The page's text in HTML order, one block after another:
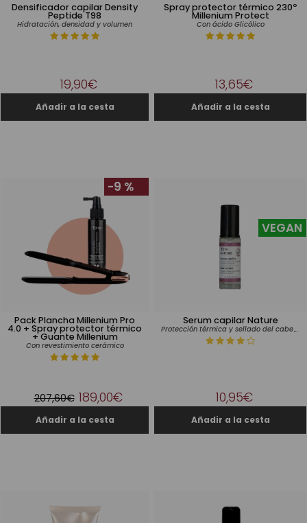
Densificador capilar Density
Peptide T98
Hidratación, densidad y volumen
19,90€
Spray protector térmico 230º
Millenium Protect
Con ácido Glicólico
13,65€
Pack Plancha Millenium Pro
4.0 + Spray protector térmico
+ Guante Millenium
Con revestimiento cerámico
-9 %
207,60€ 189,00€
Serum capilar Nature
Protección térmica y sellado del cabello
VEGAN
10,95€